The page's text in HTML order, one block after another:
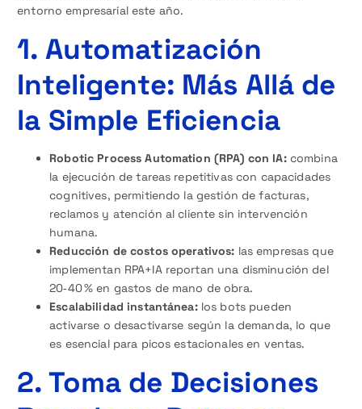
entorno empresarial este año.
1. Automatización
Inteligente: Más Allá de
la Simple Eficiencia
Robotic Process Automation (RPA) con IA:combina
la ejecución de tareas repetitivas con capacidades
cognitives, permitiendo la gestión de facturas,
reclamos y atención al cliente sin intervención
humana.
Reducción de costos operativos: las empresas que
implementan RPA+IA reportan una disminución del
20‑40 % en gastos de mano de obra.
Escalabilidad instantánea:los bots pueden
activarse o desactivarse según la demanda, lo que
es esencial para picos estacionales en ventas.
2. Toma de Decisiones